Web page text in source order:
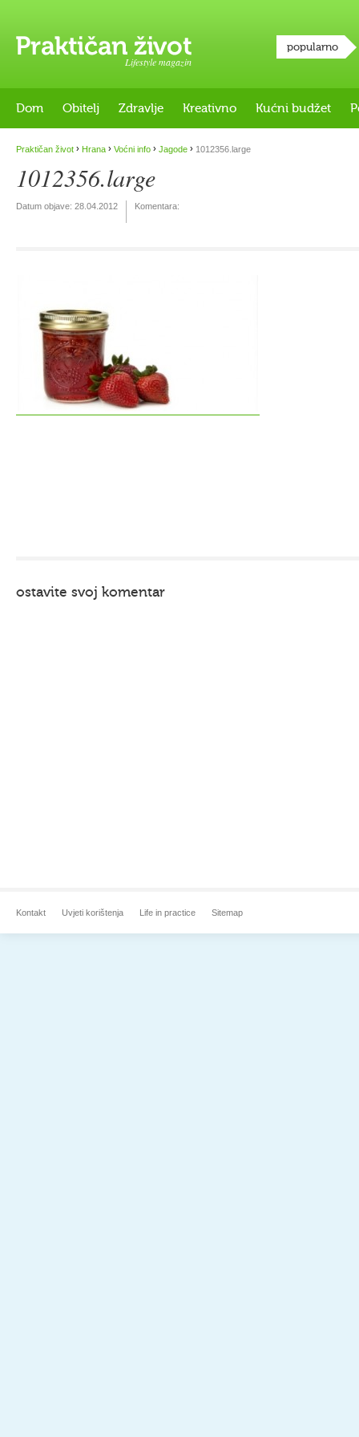
Lifestyle magazin
popularno
Dom Obitelj Zdravlje Kreativno Kućni budžet
Praktičan život › Hrana › Voćni info › Jagode › 1012356.large
1012356.large
Datum objave: 28.04.2012 Komentara:
ostavite svoj komentar
Kontakt Uvjeti korištenja Life in practice Sitemap